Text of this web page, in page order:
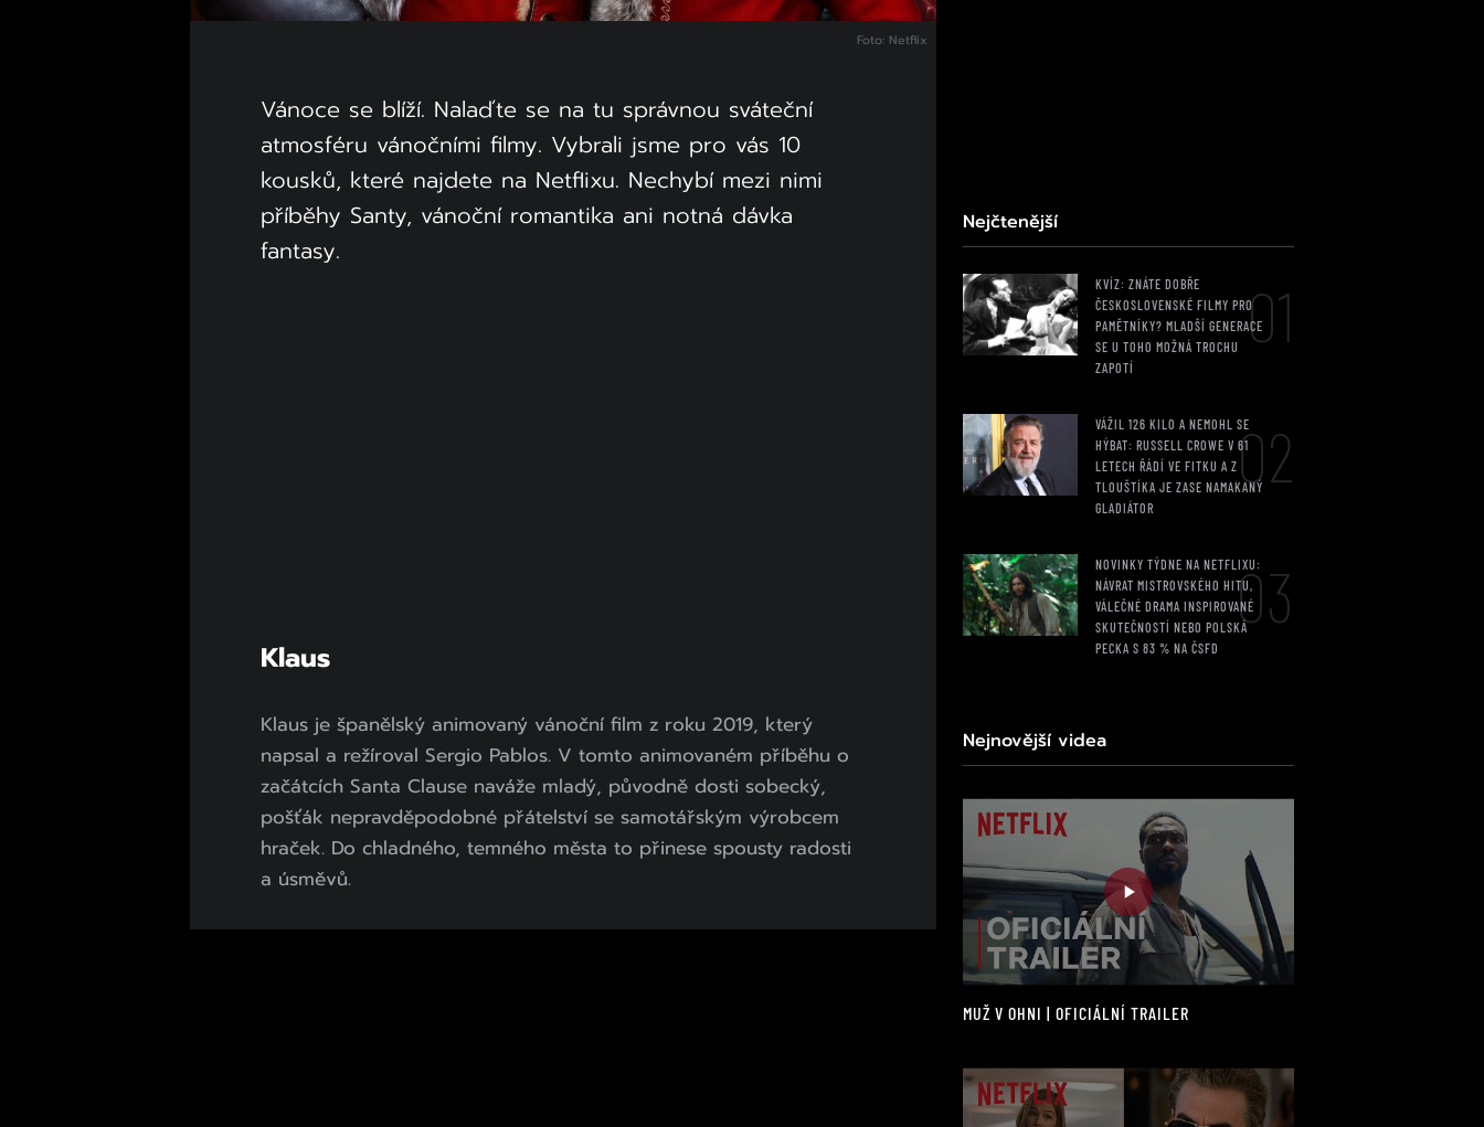
Foto: Netflix
Vánoce se blíží. Nalaďte se na tu správnou sváteční
atmosféru vánočními filmy. Vybrali jsme pro vás 10
kousků, které najdete na Netflixu. Nechybí mezi nimi
příběhy Santy, vánoční romantika ani notná dávka
fantasy.
Klaus
Klaus je španělský animovaný vánoční film z roku 2019, který
napsal a režíroval Sergio Pablos. V tomto animovaném příběhu o
začátcích Santa Clause naváže mladý, původně dosti sobecký,
pošťák nepravděpodobné přátelství se samotářským výrobcem
hraček. Do chladného, temného města to přinese spousty radosti
a úsměvů.
Nejčtenější
KVÍZ: ZNÁTE DOBŘE
ČESKOSLOVENSKÉ FILMY PRO
PAMĚTNÍKY? MLADŠÍ GENERACE
SE U TOHO MOŽNÁ TROCHU
ZAPOTÍ
01
VÁŽIL 126 KILO A NEMOHL SE
HÝBAT: RUSSELL CROWE V 61
LETECH ŘÁDÍ VE FITKU A Z
TLOUŠTÍKA JE ZASE NAMAKANÝ
GLADIÁTOR
02
NOVINKY TÝDNE NA NETFLIXU:
NÁVRAT MISTROVSKÉHO HITU,
VÁLEČNÉ DRAMA INSPIROVANÉ
SKUTEČNOSTÍ NEBO POLSKÁ
PECKA S 83 % NA ČSFD
03
Nejnovější videa
MUŽ V OHNI | OFICIÁLNÍ TRAILER